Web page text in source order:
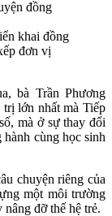
khai đồng
đơn vị
bà Trần Phương
lớn nhất mà Tiếp
mà ở sự thay đổi
cùng học sinh
chuyện riêng của
một môi trường
đỡ thế hệ trẻ.